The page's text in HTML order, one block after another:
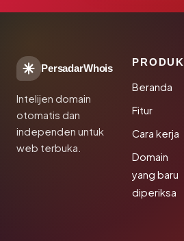
PersadarWhois
Intelijen domain
otomatis dan
independen untuk
web terbuka.
PRODUK
Beranda
Fitur
Cara kerja
Domain
yang baru
diperiksa